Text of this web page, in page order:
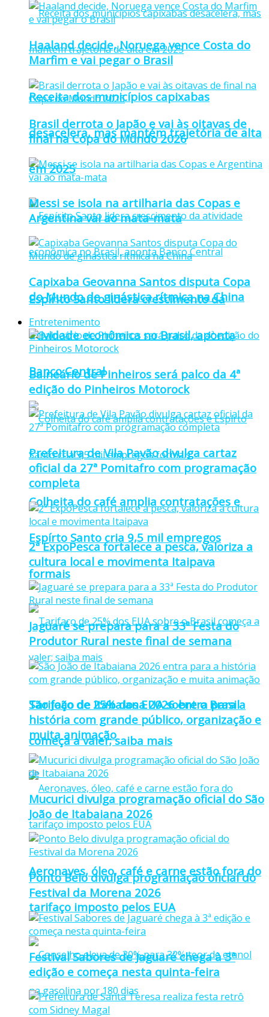
Receita dos municípios capixabas
desacelera, mas mantém trajetória de alta
em 2025
Espírito Santo lidera crescimento da
atividade econômica no Brasil, aponta
Banco Central
Colheita do café amplia contratações e
Espírto Santo cria 9,5 mil empregos
formais
Tarifaço de 25% dos EUA sobre o Brasil
começa a valer; saiba mais
Aeronaves, óleo, café e carne estão fora do
tarifaço imposto pelos EUA
Haaland decide, Noruega vence Costa do
Marfim e vai pegar o Brasil
Brasil derrota o Japão e vai às oitavas de
final na Copa do Mundo 2026
Messi se isola na artilharia das Copas e
Argentina vai ao mata-mata
Capixaba Geovanna Santos disputa Copa
do Mundo de ginástica rítmica na China
Entretenimento
Balneário de Pinheiros será palco da 4ª
edição do Pinheiros Motorock
Prefeitura de Vila Pavão divulga cartaz
oficial da 27ª Pomitafro com programação
completa
2ª ExpoPesca fortalece a pesca, valoriza a
cultura local e movimenta Itaipava
Jaguaré se prepara para a 33ª Festa do
Produtor Rural neste final de semana
São João de Itabaiana 2026 entra para a
história com grande público, organização e
muita animação
Mucurici divulga programação oficial do São
João de Itabaiana 2026
Ponto Belo divulga programação oficial do
Festival da Morena 2026
Festival Sabores de Jaguaré chega à 3ª
edição e começa nesta quinta-feira